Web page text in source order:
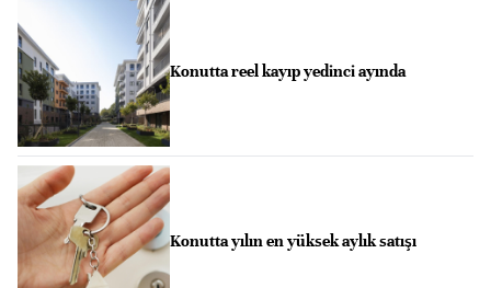
Konutta reel kayıp yedinci ayında
Konutta yılın en yüksek aylık satışı